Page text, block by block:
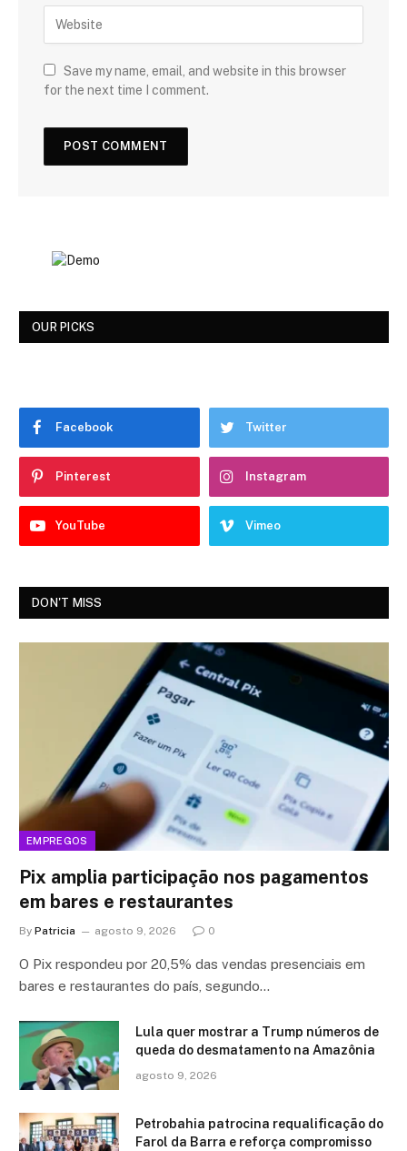
Save my name, email, and website in this browser
for the next time I comment.
OUR PICKS
Facebook Twitter
Pinterest Instagram
YouTube Vimeo
DON'T MISS
EMPREGOS
Pix amplia participação nos pagamentos
em bares e restaurantes
By Patricia agosto 9, 2026 0
O Pix respondeu por 20,5% das vendas presenciais em
bares e restaurantes do país, segundo…
Lula quer mostrar a Trump números de
queda do desmatamento na Amazônia
agosto 9, 2026
Petrobahia patrocina requalificação do
Farol da Barra e reforça compromisso